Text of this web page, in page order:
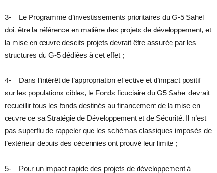
3- Le Programme d’investissements prioritaires du G-5 Sahel
doit être la référence en matière des projets de développement, et
la mise en œuvre desdits projets devrait être assurée par les
structures du G-5 dédiées à cet effet ;
4- Dans l’intérêt de l’appropriation effective et d’impact positif
sur les populations cibles, le Fonds fiduciaire du G5 Sahel devrait
recueillir tous les fonds destinés au financement de la mise en
œuvre de sa Stratégie de Développement et de Sécurité. Il n’est
pas superflu de rappeler que les schémas classiques imposés de
l’extérieur depuis des décennies ont prouvé leur limite ;
5- Pour un impact rapide des projets de développement à